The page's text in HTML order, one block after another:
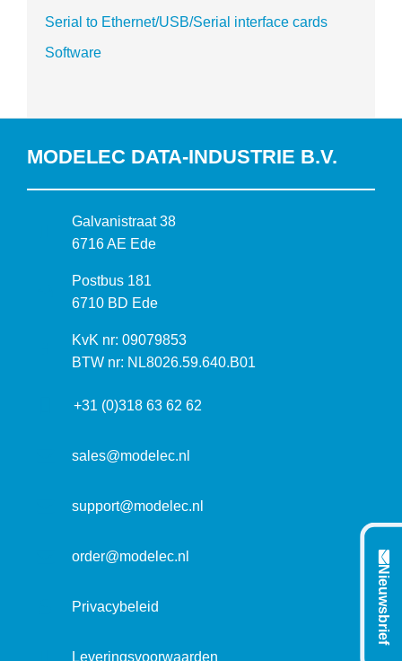
Serial to Ethernet/USB/Serial interface cards
Software
MODELEC DATA-INDUSTRIE B.V.
B
e
o
e
k
a
Galvanistraat 38
6716 AE Ede
P
o
t
a
s
Postbus 181
6710 BD Ede
I
n
o
m
KvK nr: 09079853
BTW nr: NL8026.59.640.B01
+31 (0)318 63 62 62
sales@modelec.nl
support@modelec.nl
order@modelec.nl
Privacybeleid
Leveringsvoorwaarden
Nieuwsbrief